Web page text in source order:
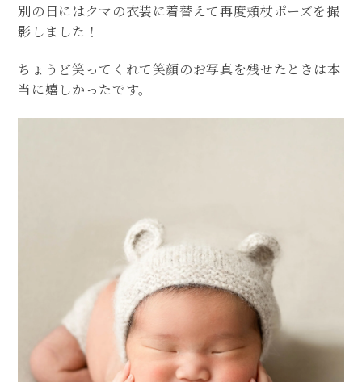
別の日にはクマの衣装に着替えて再度頬杖ポーズを撮
影しました！
ちょうど笑ってくれて笑顔のお写真を残せたときは本
当に嬉しかったです。